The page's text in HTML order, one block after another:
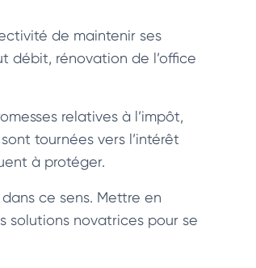
de maintenir ses
débit, rénovation de l’office
relatives à l’impôt,
tournées vers l’intérêt
à protéger.
ce sens. Mettre en
solutions novatrices pour se